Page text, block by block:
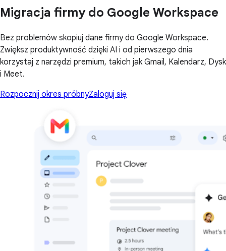
Migracja firmy do Google Workspace
Bez problemów skopiuj dane firmy do Google Workspace.
Zwiększ produktywność dzięki AI i od pierwszego dnia
korzystaj z narzędzi premium, takich jak Gmail, Kalendarz, Dysk
i Meet.
Rozpocznij okres próbnyZaloguj się